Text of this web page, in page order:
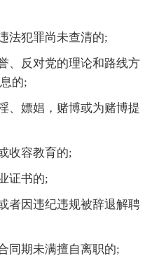
犯罪尚未查清的;
反对党的理论和路线方
的;
嫖娼，赌博或为赌博提
收容教育的;
证书的;
因违纪违规被辞退解聘
期未满擅自离职的;